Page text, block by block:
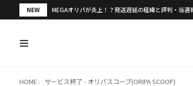
NEW MEGAオリパが炎上！？発送遅延の経緯と評判・当選
HOME サービス終了 - オリパスコープ(ORIPA SCOOP)